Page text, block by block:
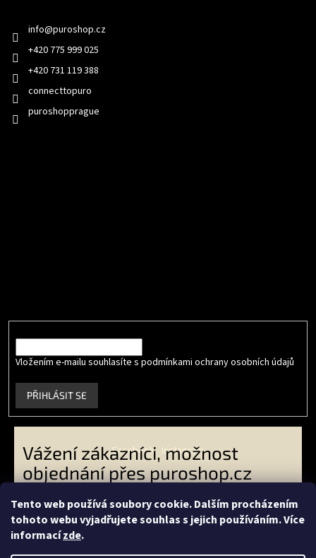
Tento web používá soubory cookie. Dalším procházením
tohoto webu vyjadřujete souhlas s jejich používáním. Více
informacízde.
Vážení zákazníci, možnost
objednání přes puroshop.cz
objednávejte přes
livingeconic.cz
a koncoví
zákazníci přeseconea.cz-
info@puroshop.cz
+420 775 999 025
+420 731 119 388
connecttopuro
puroshopprague
Vložením e-mailu souhlasíte s podmínkami ochrany osobních údajů
PŘIHLÁSIT SE
Facebook Instagram
Vytvořil Shoptet